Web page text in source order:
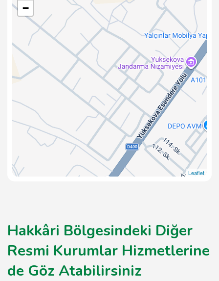
−
Leaflet
Hakkâri Bölgesindeki Diğer
Resmi Kurumlar Hizmetlerine
de Göz Atabilirsiniz